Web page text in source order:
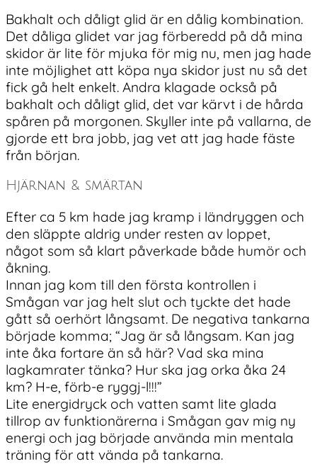
Bakhalt och dåligt glid är en dålig kombination.
Det dåliga glidet var jag förberedd på då mina
skidor är lite för mjuka för mig nu, men jag hade
inte möjlighet att köpa nya skidor just nu så det
fick gå helt enkelt. Andra klagade också på
bakhalt och dåligt glid, det var kärvt i de hårda
spåren på morgonen. Skyller inte på vallarna, de
gjorde ett bra jobb, jag vet att jag hade fäste
från början.
Hjärnan & smärtan
Efter ca 5 km hade jag kramp i ländryggen och
den släppte aldrig under resten av loppet,
något som så klart påverkade både humör och
åkning.
Innan jag kom till den första kontrollen i
Smågan var jag helt slut och tyckte det hade
gått så oerhört långsamt. De negativa tankarna
började komma; “Jag är så långsam. Kan jag
inte åka fortare än så här? Vad ska mina
lagkamrater tänka? Hur ska jag orka åka 24
km? H-e, förb-e ryggj-l!!!”
Lite energidryck och vatten samt lite glada
tillrop av funktionärerna i Smågan gav mig ny
energi och jag började använda min mentala
träning för att vända på tankarna.